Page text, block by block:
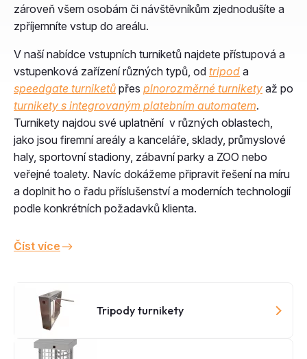
zároveň všem osobám či návštěvníkům zjednodušíte a
zpříjemníte vstup do areálu.
V naší nabídce vstupních turniketů najdete přístupová a
vstupenková zařízení různých typů, od tripod a
speedgate turniketů přes plnorozměrné turnikety až po
turnikety s integrovaným platebním automatem.
Turnikety najdou své uplatnění v různých oblastech,
jako jsou firemní areály a kanceláře, sklady, průmyslové
haly, sportovní stadiony, zábavní parky a ZOO nebo
veřejné toalety. Navíc dokážeme připravit řešení na míru
a doplnit ho o řadu příslušenství a moderních technologií
podle konkrétních požadavků klienta.
Číst více
Tripody turnikety